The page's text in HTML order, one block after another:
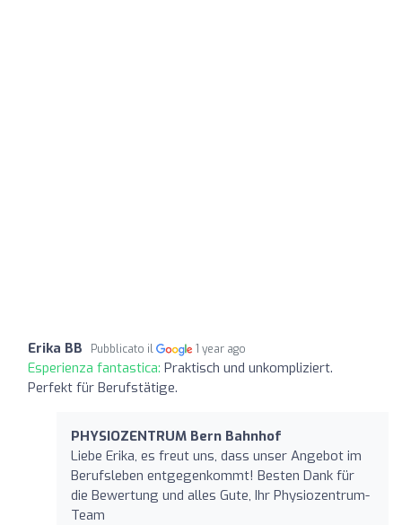
Erika BB Pubblicato il 1 year ago
Esperienza fantastica: Praktisch und unkompliziert.
Perfekt für Berufstätige.
PHYSIOZENTRUM Bern Bahnhof
Liebe Erika, es freut uns, dass unser Angebot im
Berufsleben entgegenkommt! Besten Dank für
die Bewertung und alles Gute, Ihr Physiozentrum-
Team